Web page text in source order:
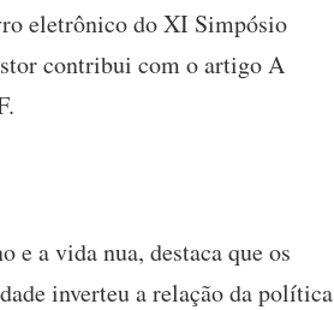
eletrônico do XI Simpósio
contribui com o artigo A
e a vida nua, destaca que os
inverteu a relação da política